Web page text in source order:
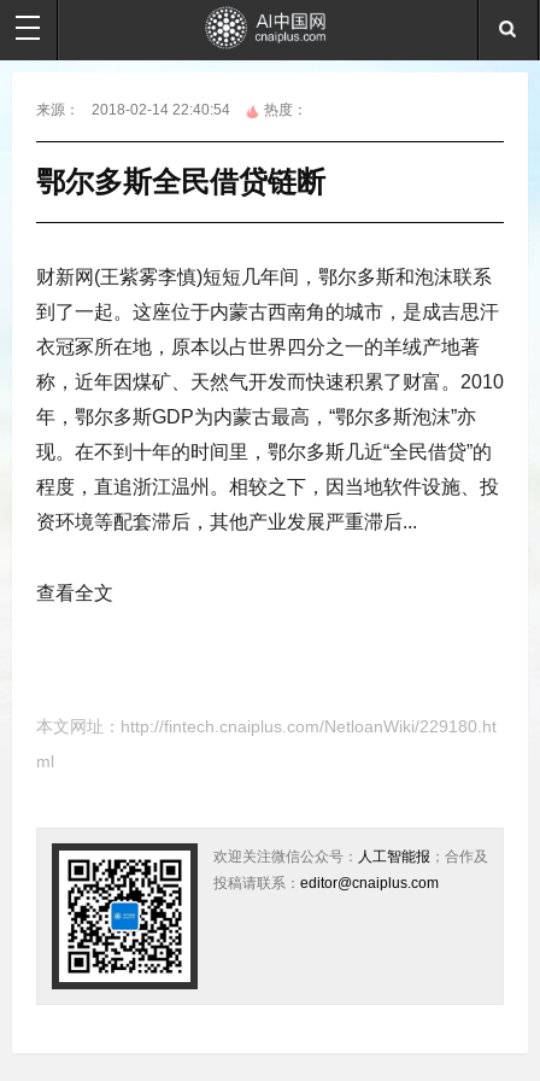
来源： 2018-02-14 22:40:54 热度：
鄂尔多斯全民借贷链断
财新网(王紫雾李慎)短短几年间，鄂尔多斯和泡沫联系
到了一起。这座位于内蒙古西南角的城市，是成吉思汗
衣冠冢所在地，原本以占世界四分之一的羊绒产地著
称，近年因煤矿、天然气开发而快速积累了财富。2010
年，鄂尔多斯GDP为内蒙古最高，“鄂尔多斯泡沫”亦
现。在不到十年的时间里，鄂尔多斯几近“全民借贷”的
程度，直追浙江温州。相较之下，因当地软件设施、投
资环境等配套滞后，其他产业发展严重滞后...
查看全文
本文网址： http://fintech.cnaiplus.com/NetloanWiki/229180.ht
ml
欢迎关注微信公众号： 人工智能报 ；合作及
投稿请联系： editor@cnaiplus.com